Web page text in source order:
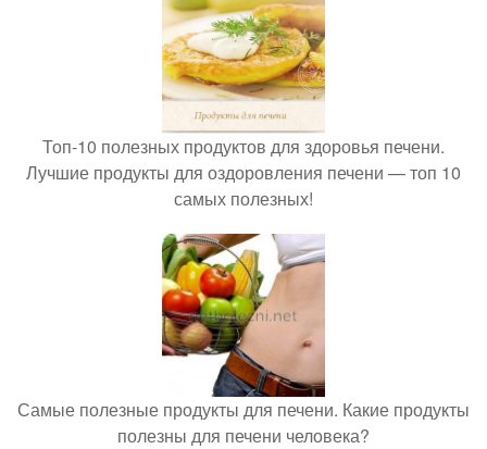
Топ-10 полезных продуктов для здоровья печени.
Лучшие продукты для оздоровления печени — топ 10
самых полезных!
Самые полезные продукты для печени. Какие продукты
полезны для печени человека?